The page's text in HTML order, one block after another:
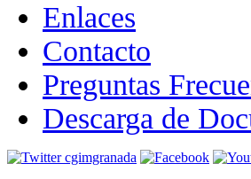
Enlaces
Contacto
Preguntas
Descarga de